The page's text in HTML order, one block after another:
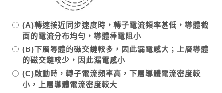
(A)轉速接近同步速度時，轉子電流頻率甚低，導體截
面的電流分布均勻，導體棒電阻小
(B)下層導體的磁交鏈較多，因此漏電感大；上層導體
的磁交鏈較少，因此漏電感小
(C)啟動時，轉子電流頻率高，下層導體電流密度較
小，上層導體電流密度較大